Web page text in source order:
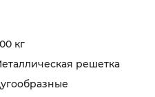
кг
решетка